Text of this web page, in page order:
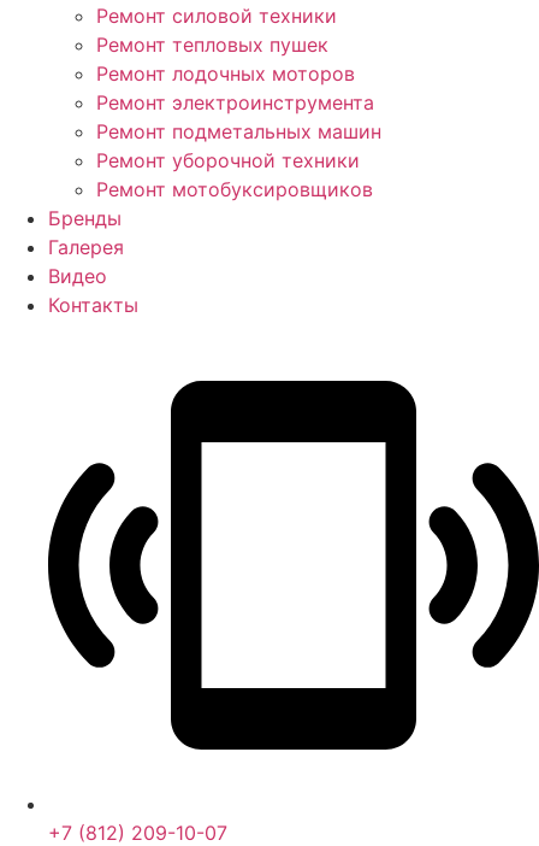
Ремонт силовой техники
Ремонт тепловых пушек
Ремонт лодочных моторов
Ремонт электроинструмента
Ремонт подметальных машин
Ремонт уборочной техники
Ремонт мотобуксировщиков
Бренды
Галерея
Видео
Контакты
+7 (812) 209-10-07